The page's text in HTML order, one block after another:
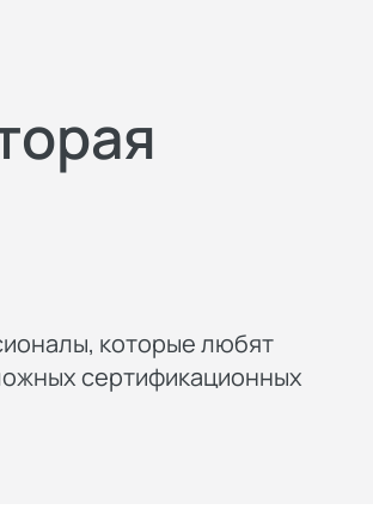
которые любят
сертификационных